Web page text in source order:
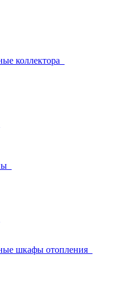
коллектора
шкафы отопления